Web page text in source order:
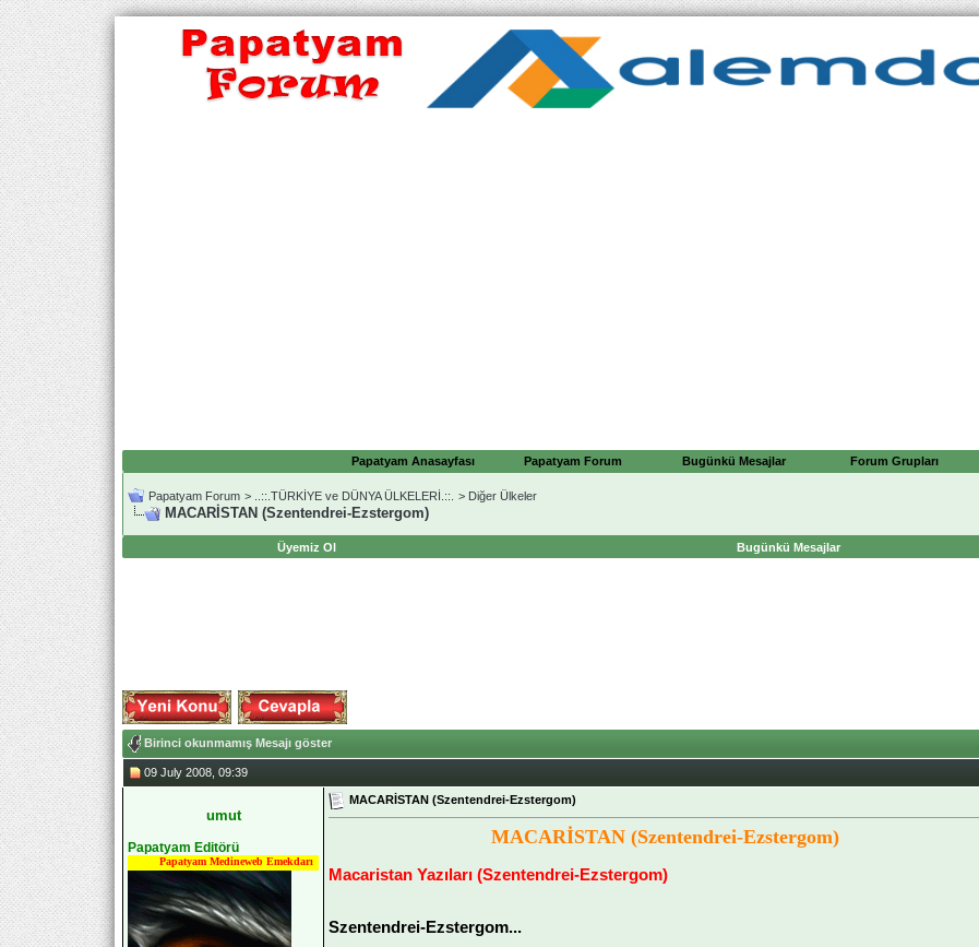
Papatyam Anasayfası Papatyam Forum Bugünkü Mesajlar Forum Grupları
Papatyam Forum > ..::.TÜRKİYE ve DÜNYA ÜLKELERİ.::. > Diğer Ülkeler
MACARİSTAN (Szentendrei-Ezstergom)
Üyemiz Ol Bugünkü Mesajlar
Birinci okunmamış Mesajı göster
09 July 2008, 09:39
umut
Papatyam Editörü
Papatyam Medineweb Emekdarı
MACARİSTAN (Szentendrei-Ezstergom)
MACARİSTAN (Szentendrei-Ezstergom)
Macaristan Yazıları (Szentendrei-Ezstergom)
Szentendrei-Ezstergom...